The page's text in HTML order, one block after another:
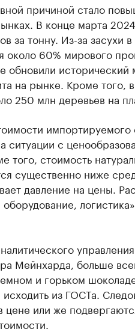
причиной стало
В конце марта
за тонну. Из-за засухи
около 60% мирового
обновили
на рынке. Кроме того,
250 млн деревьев на
импортируемого
ситуации с
того, стоимость
существенно ниже
давление на цены.
Мейнхарда, больше
и горьком
из ГОСТа.
цене или же